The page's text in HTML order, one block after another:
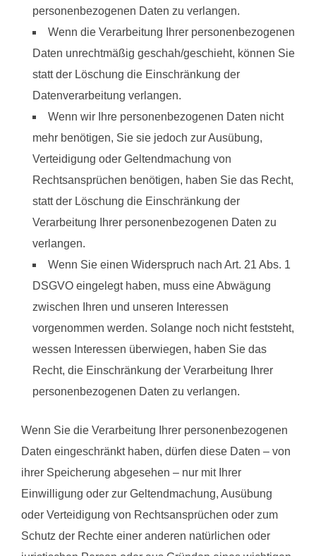
personenbezogenen Daten zu verlangen.
Wenn die Verarbeitung Ihrer personenbezogenen
Daten unrechtmäßig geschah/geschieht, können Sie
statt der Löschung die Einschränkung der
Datenverarbeitung verlangen.
Wenn wir Ihre personenbezogenen Daten nicht
mehr benötigen, Sie sie jedoch zur Ausübung,
Verteidigung oder Geltendmachung von
Rechtsansprüchen benötigen, haben Sie das Recht,
statt der Löschung die Einschränkung der
Verarbeitung Ihrer personenbezogenen Daten zu
verlangen.
Wenn Sie einen Widerspruch nach Art. 21 Abs. 1
DSGVO eingelegt haben, muss eine Abwägung
zwischen Ihren und unseren Interessen
vorgenommen werden. Solange noch nicht feststeht,
wessen Interessen überwiegen, haben Sie das
Recht, die Einschränkung der Verarbeitung Ihrer
personenbezogenen Daten zu verlangen.
Wenn Sie die Verarbeitung Ihrer personenbezogenen
Daten eingeschränkt haben, dürfen diese Daten – von
ihrer Speicherung abgesehen – nur mit Ihrer
Einwilligung oder zur Geltendmachung, Ausübung
oder Verteidigung von Rechtsansprüchen oder zum
Schutz der Rechte einer anderen natürlichen oder